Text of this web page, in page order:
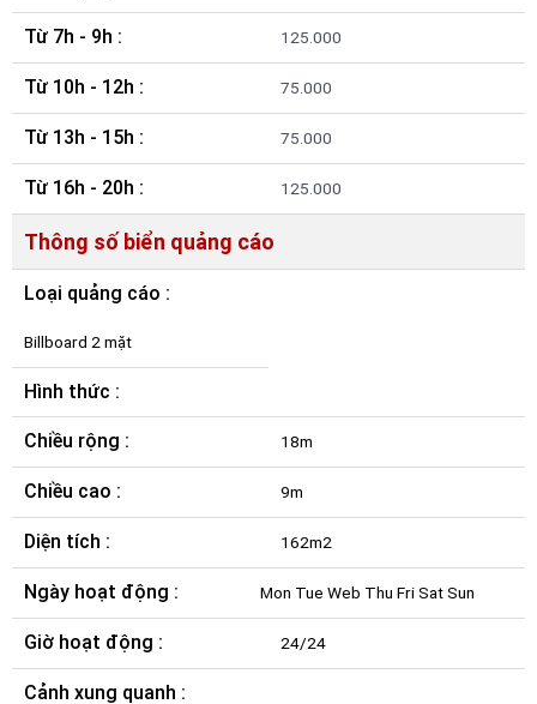
Từ 7h - 9h : 125.000
Từ 10h - 12h : 75.000
Từ 13h - 15h : 75.000
Từ 16h - 20h : 125.000
Thông số biển quảng cáo
Loại quảng cáo :
Billboard 2 mặt
Hình thức :
Chiều rộng : 18m
Chiều cao : 9m
Diện tích : 162m2
Ngày hoạt động : Mon Tue Web Thu Fri Sat Sun
Giờ hoạt động : 24/24
Cảnh xung quanh :